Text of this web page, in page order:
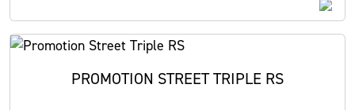
PROMOTION STREET TRIPLE RS